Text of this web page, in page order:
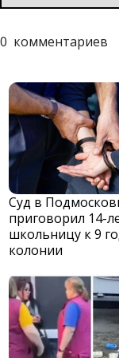
0 комментариев
Суд в
приговорил 14-
школьницу к 9
колонии